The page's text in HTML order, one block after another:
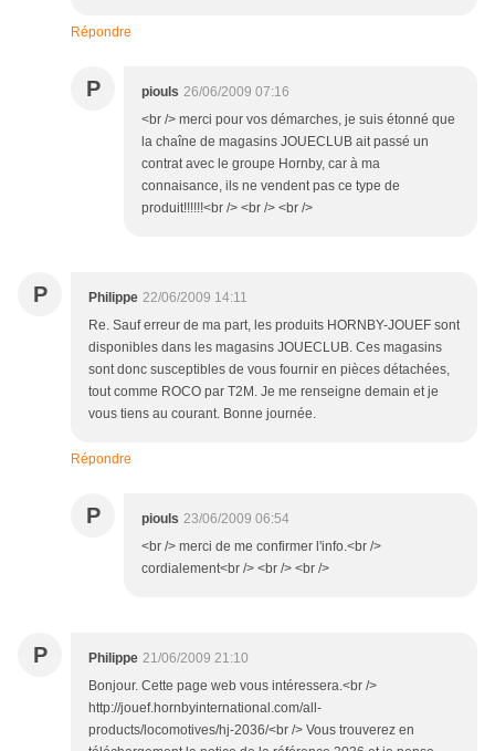
Répondre
P piouls 26/06/2009 07:16
<br /> merci pour vos démarches, je suis étonné que
la chaîne de magasins JOUECLUB ait passé un
contrat avec le groupe Hornby, car à ma
connaisance, ils ne vendent pas ce type de
produit!!!!!!<br /> <br /> <br />
P Philippe 22/06/2009 14:11
Re. Sauf erreur de ma part, les produits HORNBY-JOUEF sont
disponibles dans les magasins JOUECLUB. Ces magasins
sont donc susceptibles de vous fournir en pièces détachées,
tout comme ROCO par T2M. Je me renseigne demain et je
vous tiens au courant. Bonne journée.
Répondre
P piouls 23/06/2009 06:54
<br /> merci de me confirmer l'info.<br />
cordialement<br /> <br /> <br />
P Philippe 21/06/2009 21:10
Bonjour. Cette page web vous intéressera.<br />
http://jouef.hornbyinternational.com/all-
products/locomotives/hj-2036/<br /> Vous trouverez en